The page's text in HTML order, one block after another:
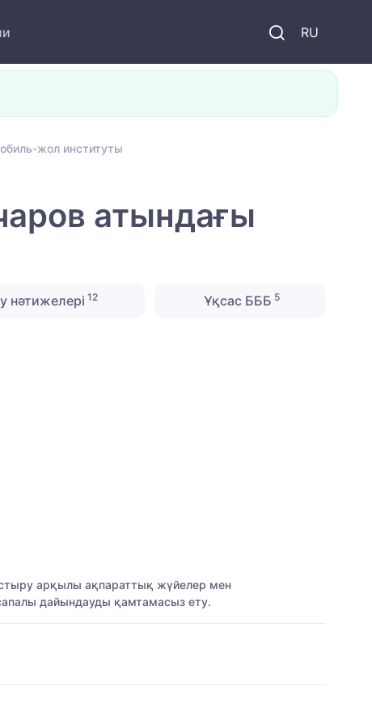
RU
жол институты
атындағы
нәтижелері 12 Ұқсас БББ 5
арқылы ақпараттық жүйелер мен
дайындауды қамтамасыз ету.